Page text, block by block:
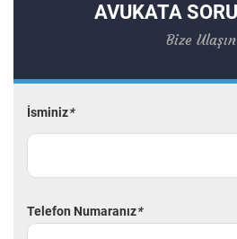
AVUKATA
Bize Ulaşın
İsminiz*
Telefon Numaranız*